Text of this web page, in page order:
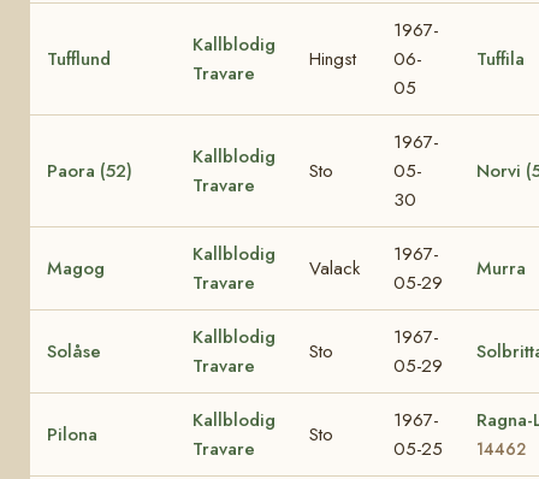
Tufflund
Kallblodig
Travare
Hingst
1967-
06-
05
Tuffila
Paora (52)
Kallblodig
Travare
Sto
1967-
05-
30
Norvi
Magog
Kallblodig
Travare
Valack
1967-
05-29
Murra
Solåse
Kallblodig
Travare
Sto
1967-
05-29
Pilona
Kallblodig
Travare
Sto
1967-
05-25
14462